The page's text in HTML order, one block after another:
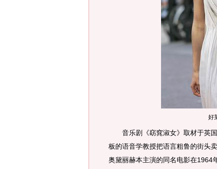
好
音乐剧《窈窕淑女》取材于英国
板的语音学教授把语言粗鲁的街头
奥黛丽赫本主演的同名电影在1964